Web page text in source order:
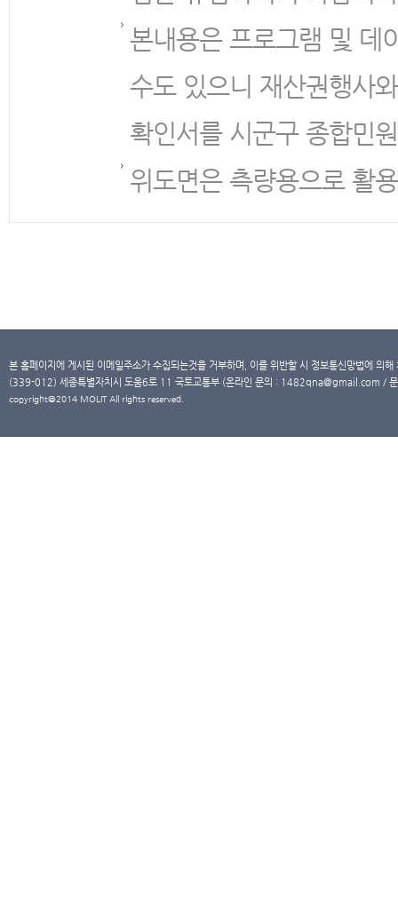
본내용은 프로그램 및 데
수도 있으니 재산권행사
확인서를 시군구 종합민
위도면은 측량용으로 활
본 홈페이지에 게시된 이메일주소가 수집되는것을 거부하며, 이를 위반할 시 정보통신망법에 의
(339-012) 세종특별자치시 도움6로 11 국토교통부 (온라인 문의 : 1482qna@gmail.com /
copyright@2014 MOLIT All rights reserved.